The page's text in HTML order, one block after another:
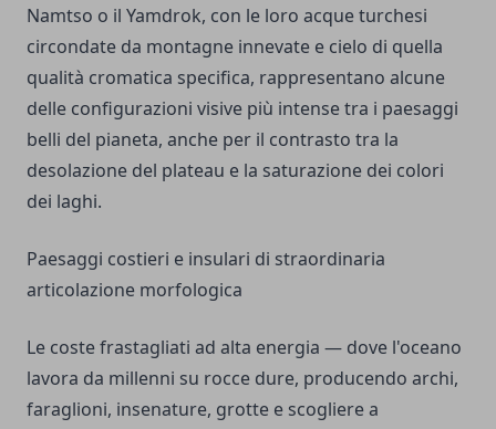
Namtso o il Yamdrok, con le loro acque turchesi
circondate da montagne innevate e cielo di quella
qualità cromatica specifica, rappresentano alcune
delle configurazioni visive più intense tra i paesaggi
belli del pianeta, anche per il contrasto tra la
desolazione del plateau e la saturazione dei colori
dei laghi.
Paesaggi costieri e insulari di straordinaria
articolazione morfologica
Le coste frastagliati ad alta energia — dove l'oceano
lavora da millenni su rocce dure, producendo archi,
faraglioni, insenature, grotte e scogliere a